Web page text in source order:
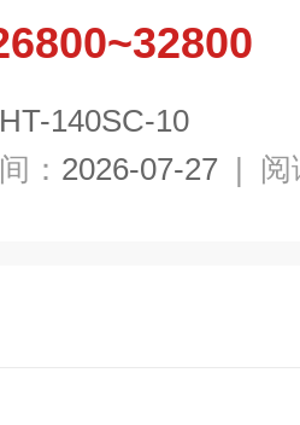
HT-140SC-10
： 2026-07-27 | 阅